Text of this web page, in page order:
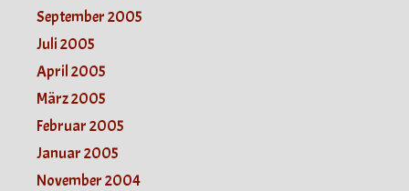
September 2005
Juli 2005
April 2005
März 2005
Februar 2005
Januar 2005
November 2004